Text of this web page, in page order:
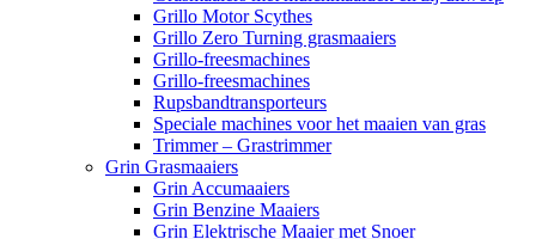
Grillo Motor Scythes
Grillo Zero Turning grasmaaiers
Grillo-freesmachines
Grillo-freesmachines
Rupsbandtransporteurs
Speciale machines voor het maaien van gras
Trimmer – Grastrimmer
Grin Grasmaaiers
Grin Accumaaiers
Grin Benzine Maaiers
Grin Elektrische Maaier met Snoer